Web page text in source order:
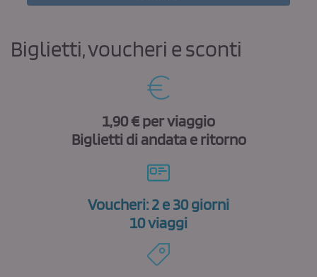
Biglietti, voucheri e sconti
1,90 €per viaggio
Biglietti di andata e ritorno
Voucheri:2 e 30 giorni
10 viaggi